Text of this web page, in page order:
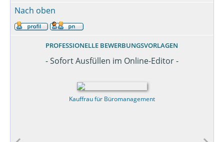
Nach oben
PROFESSIONELLE BEWERBUNGSVORLAGEN
- Sofort Ausfüllen im Online-Editor -
Kauffrau für Büromanagement